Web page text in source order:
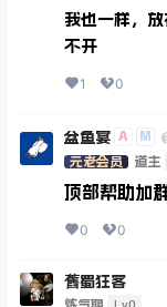
我也一样，
不开
1 0
盆鱼宴 A M
元老会员 道主
顶部帮助加
0 0
舊蜀狂客